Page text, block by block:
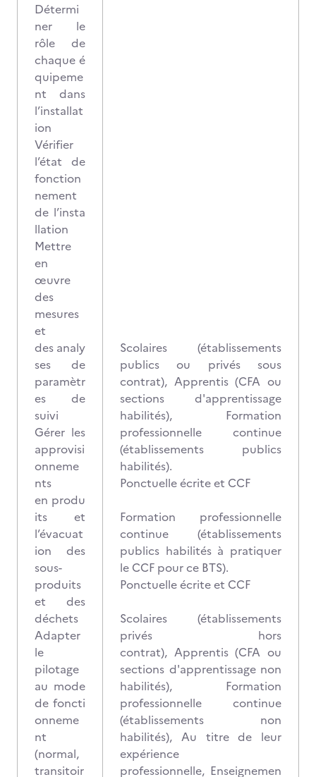
Détermi
ner le
rôle de
chaque é
quipeme
nt dans
l’installat
ion
Vérifier
l’état de
fonction
nement
de l’insta
llation
Mettre
en
œuvre
des
mesures
et
des analy
ses de
paramètr
es de
suivi
Gérer les
approvisi
onneme
nts
en produ
its et
l’évacuat
ion des
sous-
produits
et des
déchets
Adapter
le
pilotage
au mode
de foncti
onneme
nt
(normal,
transitoir
Scolaires (établissements
publics ou privés sous
contrat), Apprentis (CFA ou
sections d'apprentissage
habilités), Formation
professionnelle continue
(établissements publics
habilités).
Ponctuelle écrite et CCF
Formation professionnelle
continue (établissements
publics habilités à pratiquer
le CCF pour ce BTS).
Ponctuelle écrite et CCF
Scolaires (établissements
privés hors
contrat), Apprentis (CFA ou
sections d'apprentissage non
habilités), Formation
professionnelle continue
(établissements non
habilités), Au titre de leur
expérience
professionnelle, Enseignemen